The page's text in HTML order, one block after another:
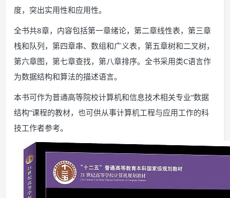
度，突出实用性和应用性。
全书共8章，内容包括第一章绪论，第二章线性表，第三章
栈和队列，第四章串、数组和广义表，第五章树和二叉树，
第六章图，第七章查找，第八章排序。全书采用类C语言作
为数据结构和算法的描述语言。
本书可作为普通高等院校计算机和信息技术相关专业“数据
结构”课程的教材，也可供从事计算机工程与应用工作的科
技工作者参考。